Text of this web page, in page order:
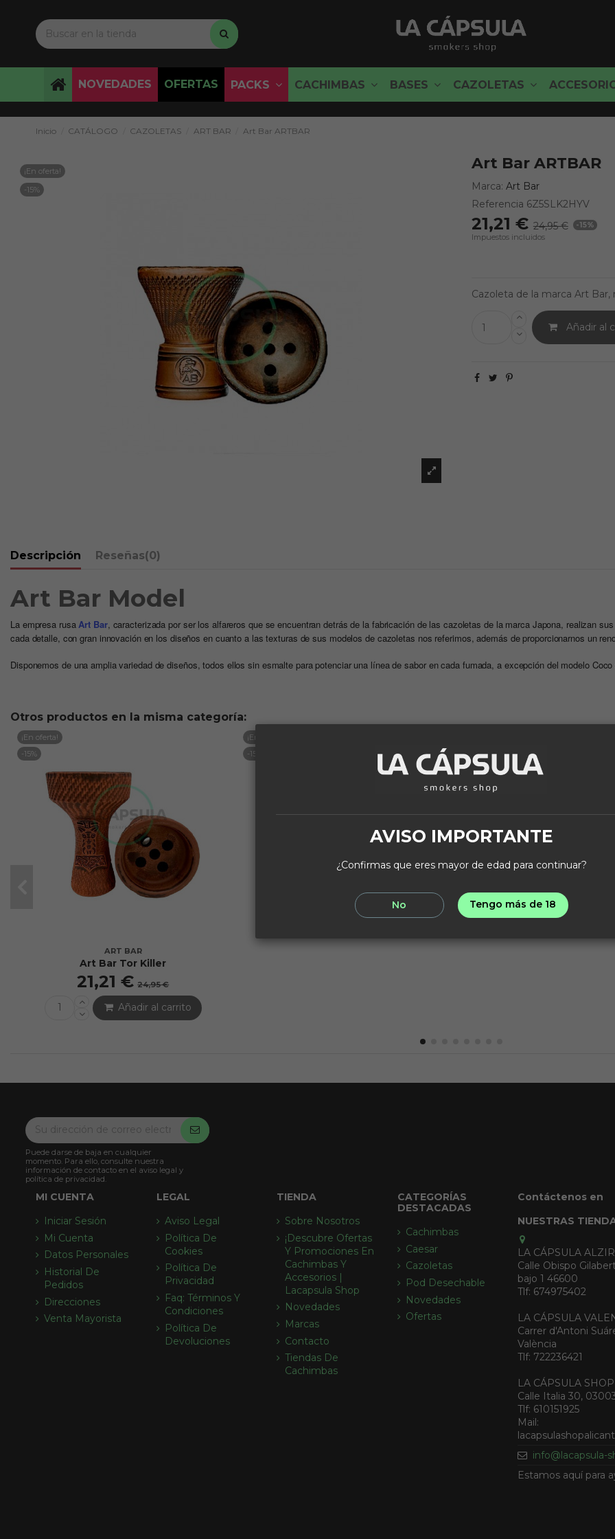
NOVEDADES OFERTAS PACKS CACHIMBAS BASES CAZOLETAS
Inicio CATÁLOGO CAZOLETAS ART BAR Art Bar ARTBAR
¡En oferta!
-15%
Art Bar ARTBAR
Marca: Art Bar
Referencia 6Z5SLK2HYV
21,21 € 24,95 € -15%
Impuestos incluidos
Cazoleta de la marca Art
Añadir al
Descripción Reseñas(0)
Art Bar Model
La empresa rusaArt Bar, caracterizada por ser los alfareros que se encuentran detrás de la fabricación de las cazoletas de la marca Japona, realizan
cada detalle, con gran innovación en los diseños en cuanto a las texturas de sus modelos de cazoletas nos referimos, además de proporcionarnos un
Disponemos de una amplia variedad de diseños, todos ellos sin esmalte para potenciar una línea de sabor en cada fumada, a excepción del modelo
Otros productos en la misma categoría:
¡En oferta!
-15%
ART BAR
Art Bar Tor Killer
21,21 € 24,95 €
Añadir al carrito
¡En oferta!
-15%
-15%
Puede darse de baja en cualquier
momento. Para ello, consulte nuestra
información de contacto en el aviso legal y
política de privacidad.
MI CUENTA
Iniciar Sesión
Mi Cuenta
Datos Personales
Historial De
Pedidos
Direcciones
Venta Mayorista
LEGAL
Aviso Legal
Política De
Cookies
Política De
Privacidad
Faq: Términos Y
Condiciones
Política De
Devoluciones
TIENDA
Sobre Nosotros
¡descubre Ofertas
Y Promociones En
Cachimbas Y
Accesorios |
Lacapsula Shop
Novedades
Marcas
Contacto
Tiendas De
Cachimbas
CATEGORÍAS
DESTACADAS
Cachimbas
Caesar
Cazoletas
Pod Desechable
Novedades
Ofertas
Contáctenos en
NUESTRAS
LA CÁPSULA
Calle Obispo
bajo 1 46600
Tlf: 674975402
LA CÁPSULA
Carrer d'Antoni
València
Tlf: 722236421
LA CÁPSULA
Calle Italia 30,
Tlf: 610151925
Mail:
info@lacapsula-
Estamos aquí para
AVISO IMPORTANTE
¿Confirmas que eres mayor de edad para continuar?
No Tengo más de 18